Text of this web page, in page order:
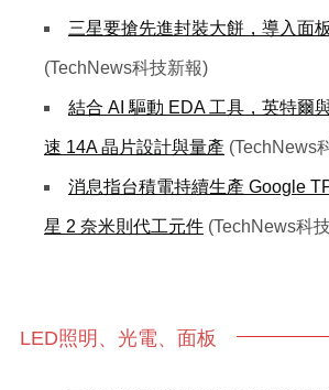
三星要搶先進封裝大餅，導入面
(TechNews科技新報)
結合 AI 驅動 EDA 工具，英特爾
速 14A 晶片設計與量產 (TechNews
消息指台積電持續生產 Google
星 2 奈米則代工元件 (TechNews科
LED照明、光電、面板